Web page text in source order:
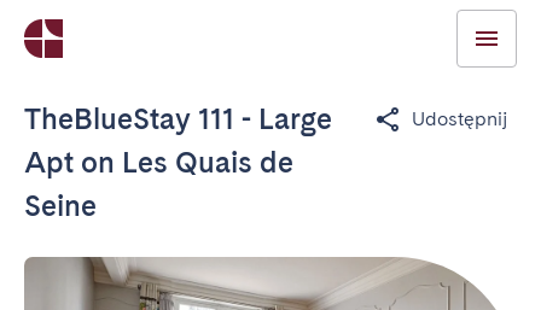
TheBlueStay 111 - Large
Apt on Les Quais de
Seine
Udostępnij